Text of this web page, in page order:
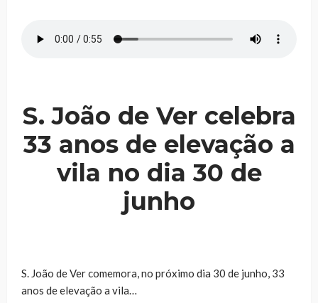
S. João de Ver celebra
33 anos de elevação a
vila no dia 30 de
junho
S. João de Ver comemora, no próximo dia 30 de junho, 33
anos de elevação a vila…